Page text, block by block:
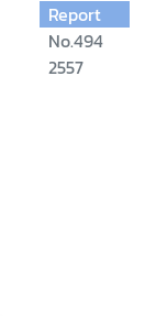
Report
No.494
2557